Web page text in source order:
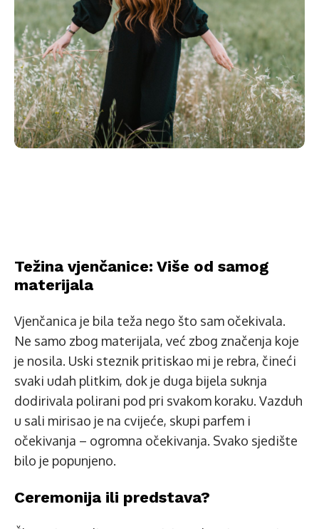
Težina vjenčanice: Više od samog
materijala
Vjenčanica je bila teža nego što sam očekivala.
Ne samo zbog materijala, već zbog značenja koje
je nosila. Uski steznik pritiskao mi je rebra, čineći
svaki udah plitkim, dok je duga bijela suknja
dodirivala polirani pod pri svakom koraku. Vazduh
u sali mirisao je na cvijeće, skupi parfem i
očekivanja – ogromna očekivanja. Svako sjedište
bilo je popunjeno.
Ceremonija ili predstava?